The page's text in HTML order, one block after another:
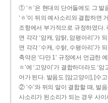
① ‘ㅎ’은 현대의 단어들에도 그 발
‘ㅎ’이 뒤의 예사소리와 결합하면
조항에서 부가적으로 규정하였다.
면 각각 ‘암캐, 암탉, 암평아리’가
면 각각 ‘수캐, 수탉, 수평아리’가
축약은 ‘다만 1’ 규정에서 언급한
ㅎ’에 ‘고양이’가 결합하더라도 ‘
어가 된다. 발음도 [암고양이], [수
② ‘수’와 뒤의 말이 결합할 때, 발
사소리가 된소리가 되는 경우 사